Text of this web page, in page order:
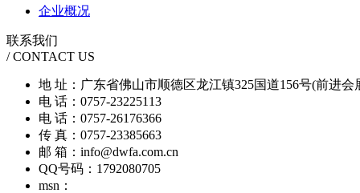
企业概况
联系我们
/ CONTACT US
地 址：广东省佛山市顺德区龙江镇325国道156号(前进会
电 话：0757-23225113
电 话：0757-26176366
传 真：0757-23385663
邮 箱：info@dwfa.com.cn
QQ号码：1792080705
msn：